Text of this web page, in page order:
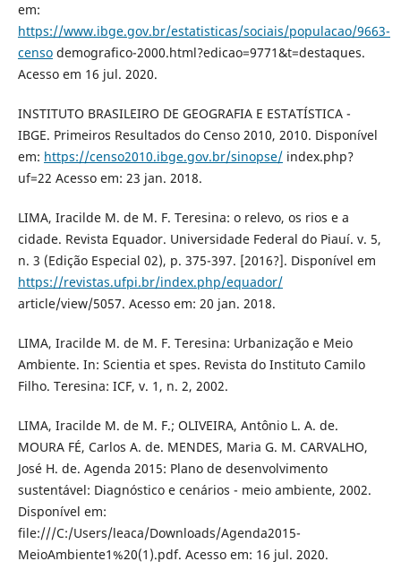
em:
https://www.ibge.gov.br/estatisticas/sociais/populacao/9663-
censodemografico-2000.html?edicao=9771&t=destaques.
Acesso em 16 jul. 2020.
INSTITUTO BRASILEIRO DE GEOGRAFIA E ESTATÍSTICA -
IBGE. Primeiros Resultados do Censo 2010, 2010. Disponível
em: https://censo2010.ibge.gov.br/sinopse/index.php?
uf=22 Acesso em: 23 jan. 2018.
LIMA, Iracilde M. de M. F. Teresina: o relevo, os rios e a
cidade. Revista Equador. Universidade Federal do Piauí. v. 5,
n. 3 (Edição Especial 02), p. 375-397. [2016?]. Disponível em
https://revistas.ufpi.br/index.php/equador/
article/view/5057. Acesso em: 20 jan. 2018.
LIMA, Iracilde M. de M. F. Teresina: Urbanização e Meio
Ambiente. In: Scientia et spes. Revista do Instituto Camilo
Filho. Teresina: ICF, v. 1, n. 2, 2002.
LIMA, Iracilde M. de M. F.; OLIVEIRA, Antônio L. A. de.
MOURA FÉ, Carlos A. de. MENDES, Maria G. M. CARVALHO,
José H. de. Agenda 2015: Plano de desenvolvimento
sustentável: Diagnóstico e cenários - meio ambiente, 2002.
Disponível em:
file:///C:/Users/leaca/Downloads/Agenda2015-
MeioAmbiente1%20(1).pdf. Acesso em: 16 jul. 2020.